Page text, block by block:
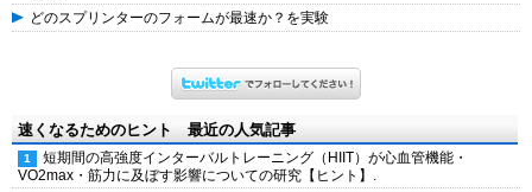
どのスプリンターのフォームが最速か？を実験
速くなるためのヒント 最近の人気記事
短期間の高強度インターバルトレーニング（HIIT）が心血管機能・
VO2max・筋力に及ぼす影響についての研究【ヒント】.